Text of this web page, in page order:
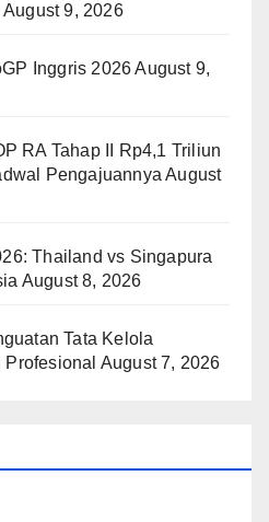
August 9, 2026
Inggris 2026 August 9,
RA Tahap II Rp4,1 Triliun
Pengajuannya August
Thailand vs Singapura
August 8, 2026
Tata Kelola
August 7, 2026